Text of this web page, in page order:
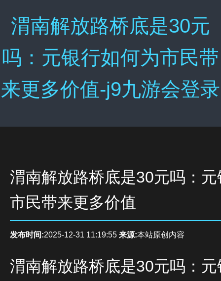
渭南解放路桥底是30元
吗：元银行如何为市民带
来更多价值-j9九游会登录
渭南解放路桥底是30元吗：
市民带来更多价值
发布时间:2025-12-31 11:19:55 来源:本站原创内容
渭南解放路桥底是30元吗：